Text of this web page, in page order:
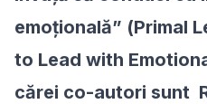
emoțională” (Primal
to Lead with
cărei co-autori sunt